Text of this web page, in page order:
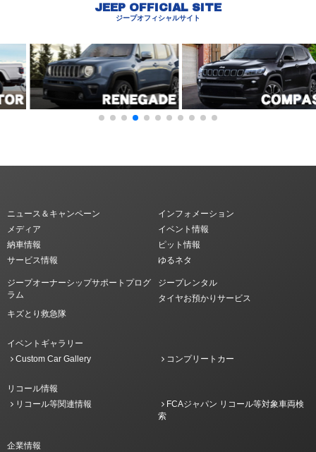
JEEP OFFICIAL SITE
ジープオフィシャルサイト
ニュース＆キャンペーン
インフォメーション
メディア
イベント情報
納車情報
ピット情報
サービス情報
ゆるネタ
ジープオーナーシップサポートプログ
ラム
ジープレンタル
タイヤお預かりサービス
キズとり救急隊
イベントギャラリー
Custom Car Gallery
コンプリートカー
リコール情報
リコール等関連情報
FCAジャパン リコール等対象車両検
索
企業情報